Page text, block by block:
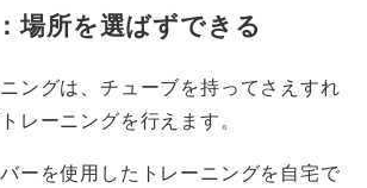
場所を選ばずできる
ングは、チューブを持ってさえすれ
レーニングを行えます。
ーを使用したトレーニングを自宅で